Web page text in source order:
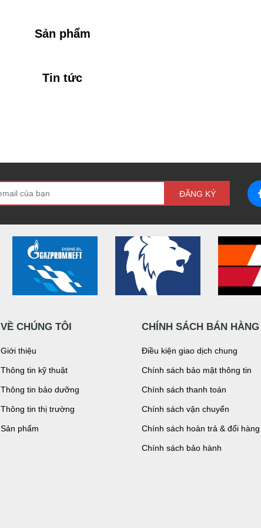
Sản phẩm
Tin tức
ĐĂNG KÝ
VỀ CHÚNG TÔI
Giới thiệu
Thông tin kỹ thuật
Thông tin bảo dưỡng
Thông tin thị trường
Sản phẩm
CHÍNH SÁCH BÁN HÀNG
Điều kiện giao dịch chung
Chính sách bảo mật thông tin
Chính sách thanh toán
Chính sách vận chuyển
Chính sách hoàn trả & đổi hàng
Chính sách bảo hành